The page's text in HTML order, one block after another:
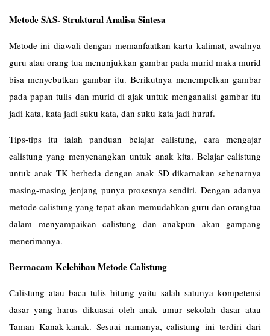
Metode SAS- Struktural Analisa Sintesa
Metode ini diawali dengan memanfaatkan kartu kalimat, awalnya
guru atau orang tua menunjukkan gambar pada murid maka murid
bisa menyebutkan gambar itu. Berikutnya menempelkan gambar
pada papan tulis dan murid di ajak untuk menganalisi gambar itu
jadi kata, kata jadi suku kata, dan suku kata jadi huruf.
Tips-tips itu ialah panduan belajar calistung, cara mengajar
calistung yang menyenangkan untuk anak kita. Belajar calistung
untuk anak TK berbeda dengan anak SD dikarnakan sebenarnya
masing-masing jenjang punya prosesnya sendiri. Dengan adanya
metode calistung yang tepat akan memudahkan guru dan orangtua
dalam menyampaikan calistung dan anakpun akan gampang
menerimanya.
Bermacam Kelebihan Metode Calistung
Calistung atau baca tulis hitung yaitu salah satunya kompetensi
dasar yang harus dikuasai oleh anak umur sekolah dasar atau
Taman Kanak-kanak. Sesuai namanya, calistung ini terdiri dari